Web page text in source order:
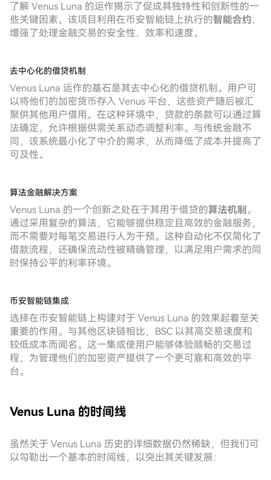
了解 Venus Luna 的运作揭示了促成其独特性和创新性的一
些关键因素。该项目利用在币安智能链上执行的智能合约，
增强了处理金融交易的安全性、效率和速度。
去中心化的借贷机制
Venus Luna 运作的基石是其去中心化的借贷机制。用户可
以将他们的加密货币存入 Venus 平台，这些资产随后被汇
聚供其他用户借用。在这种环境中，贷款的条款可以通过算
法确定，允许根据供需关系动态调整利率。与传统金融不
同，该系统最小化了中介的需求，从而降低了成本并提高了
可及性。
算法金融解决方案
Venus Luna 的一个创新之处在于其用于借贷的算法机制 。
通过采用复杂的算法，它能够提供稳定且高效的金融服务，
而不需要对每笔交易进行人为干预。这种自动化不仅简化了
借款流程，还确保流动性被精确管理，以满足用户需求的同
时保持公平的利率环境。
币安智能链集成
选择在币安智能链上构建对于 Venus Luna 的效果起着至关
重要的作用。与其他区块链相比，BSC 以其高交易速度和
较低成本而闻名。这一集成使用户能够体验顺畅的交易过
程，为管理他们的加密资产提供了一个更可靠和高效的平
台。
Venus Luna 的时间线
虽然关于 Venus Luna 历史的详细数据仍然稀缺，但我们可
以勾勒出一个基本的时间线，以突出其关键发展：